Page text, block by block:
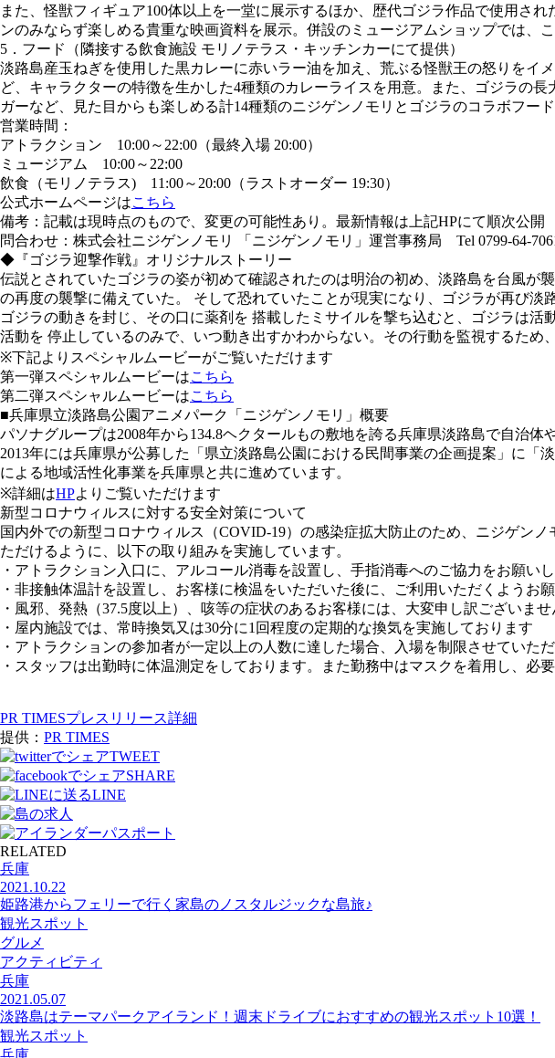
また、怪獣フィギュア100体以上を一堂に展示するほか、歴代ゴジラ作品で使用さ
ンのみならず楽しめる貴重な映画資料を展示。併設のミュージアムショップでは、
5．フード
（隣接する飲食施設 モリノテラス・キッチンカーにて提供）
淡路島産玉ねぎを使用した黒カレーに赤いラー油を加え、荒ぶる怪獣王の怒りをイ
ど、キャラクターの特徴を生かした4種類のカレーライスを用意。また、ゴジラの
ガーなど、見た目からも楽しめる計14種類のニジゲンノモリとゴジラのコラボフード
営業時間 ：
アトラクション 10:00～22:00（最終入場 20:00）
ミュージアム 10:00～22:00
飲食（モリノテラス) 11:00～20:00（ラストオーダー 19:30）
公式ホームページはこちら
備考 ：記載は現時点のもので、変更の可能性あり。最新情報は上記HPにて順次公開
問合わせ ：株式会社ニジゲンノモリ 「ニジゲンノモリ」運営事務局 Tel 0799-64-
◆『ゴジラ迎撃作戦』オリジナルストーリー
伝説とされていたゴジラの姿が初めて確認されたのは明治の初め、淡路島を台風
の再度の襲撃に備えていた。 そして恐れていたことが現実になり、ゴジラが再び
ゴジラの動きを封じ、その口に薬剤を 搭載したミサイルを撃ち込むと、ゴジラは
活動を 停止しているのみで、いつ動き出すかわからない。その行動を監視するため
※下記よりスペシャルムービーがご覧いただけます
第一弾スペシャルムービーはこちら
第二弾スペシャルムービーはこちら
■兵庫県立淡路島公園アニメパーク「ニジゲンノモリ」概要
パソナグループは2008年から134.8ヘクタールもの敷地を誇る兵庫県淡路島で自治
2013年には兵庫県が公募した「県立淡路島公園における民間事業の企画提案」に
による地域活性化事業を兵庫県と共に進めています。
※詳細はHPよりご覧いただけます
新型コロナウィルスに対する安全対策について
国内外での新型コロナウィルス（COVID-19）の感染症拡大防止のため、ニジゲン
ただけるように、以下の取り組みを実施しています。
・アトラクション入口に、アルコール消毒を設置し、手指消毒へのご協力をお願い
・非接触体温計を設置し、お客様に検温をいただいた後に、ご利用いただくようお
・風邪、発熱（37.5度以上）、咳等の症状のあるお客様には、大変申し訳ございま
・屋内施設では、常時換気又は30分に1回程度の定期的な換気を実施しております
・アトラクションの参加者が一定以上の人数に達した場合、入場を制限させていた
・スタッフは出勤時に体温測定をしております。また勤務中はマスクを着用し、必
PR TIMESプレスリリース詳細
提供： PR TIMES
TWEET
SHARE
LINE
RELATED
兵庫
2021.10.22
姫路港からフェリーで行く家島のノスタルジックな島旅♪
観光スポット
グルメ
アクティビティ
兵庫
2021.05.07
淡路島はテーマパークアイランド！週末ドライブにおすすめの観光スポット10選！
観光スポット
兵庫